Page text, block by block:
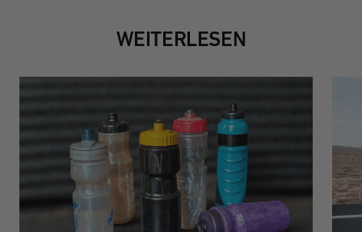
WEITERLESEN